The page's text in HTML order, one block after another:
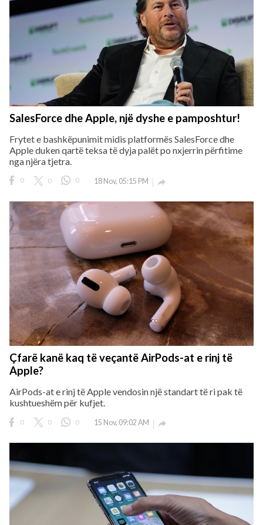
SalesForce dhe Apple, një dyshe e pamposhtur!
Frytet e bashkëpunimit midis platformës SalesForce dhe
Apple duken qartë teksa të dyja palët po nxjerrin përfitime
nga njëra tjetra.
0 0 0 18 Nov, 05:15 PM 
Çfarë kanë kaq të veçantë AirPods-at e rinj të
Apple?
AirPods-at e rinj të Apple vendosin një standart të ri pak të
kushtueshëm për kufjet.
0 0 0 15 Nov, 09:02 AM 